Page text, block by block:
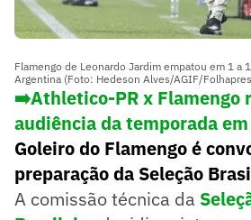
Flamengo de Leonardo Jardim empatou em 1 a
Argentina (Foto: Hedeson Alves/AGIF/
➡️Athletico-PR x Flamengo
audiência da temporada
Goleiro do Flamengo é
preparação da Seleção
A comissão técnica da